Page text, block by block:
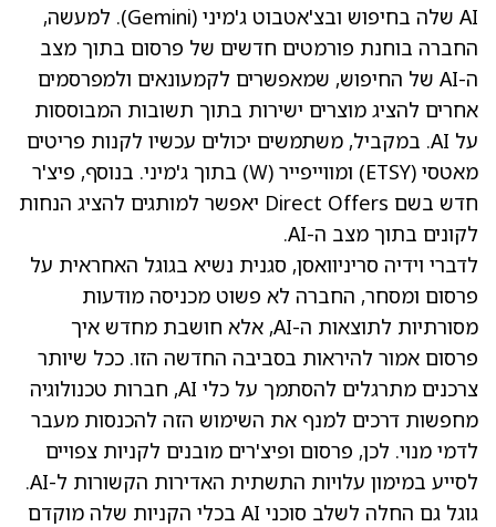
AI שלה בחיפוש ובצ'אטבוט ג'מיני (Gemini). למעשה,
החברה בוחנת פורמטים חדשים של פרסום בתוך מצב
ה-AI של החיפוש, שמאפשרים לקמעונאים ולמפרסמים
אחרים להציג מוצרים ישירות בתוך תשובות המבוססות
על AI. במקביל, משתמשים יכולים עכשיו לקנות פריטים
מאטסי (ETSY) ומווייפייר (W)
בתוך ג'מיני. בנוסף, פיצ'ר
חדש בשם Direct Offers יאפשר למותגים להציג הנחות
לקונים בתוך מצב ה-AI.
לדברי וידיה סריניוואסן, סגנית נשיא בגוגל האחראית על
פרסום ומסחר, החברה לא פשוט מכניסה מודעות
מסורתיות לתוצאות ה-AI, אלא חושבת מחדש איך
פרסום אמור להיראות בסביבה החדשה הזו. ככל שיותר
צרכנים מתרגלים להסתמך על כלי AI, חברות טכנולוגיה
מחפשות דרכים למנף את השימוש הזה להכנסות מעבר
לדמי מנוי. לכן, פרסום ופיצ'רים מובנים לקניות צפויים
לסייע במימון עלויות התשתית האדירות הקשורות ל-AI.
גוגל גם החלה לשלב סוכני AI בכלי הקניות שלה מוקדם